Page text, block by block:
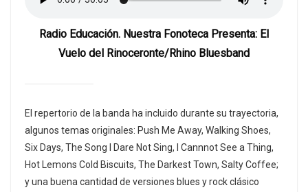
Radio Educación. Nuestra Fonoteca Presenta: El
Vuelo del Rinoceronte/Rhino Bluesband
El repertorio de la banda ha incluido durante su trayectoria,
algunos temas originales: Push Me Away, Walking Shoes,
Six Days, The Song I Dare Not Sing, I Cannnot See a Thing,
Hot Lemons Cold Biscuits, The Darkest Town, Salty Coffee;
y una buena cantidad de versiones blues y rock clásico